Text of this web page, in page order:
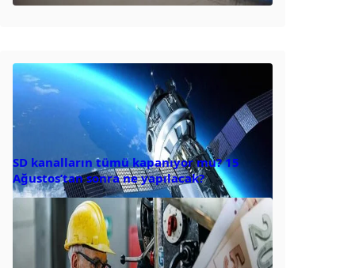
SD kanalların tümü kapanıyor mu? 15
Ağustos’tan sonra ne yapılacak?